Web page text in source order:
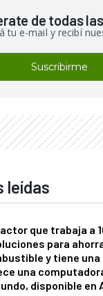
de todas
tu e-mail y recibí
Suscribirme
leídas
que trabaja a
para
y tiene una
una
disponible en